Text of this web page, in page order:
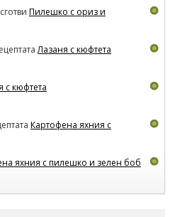
Пилешко с ориз и
Лазаня с кюфтета
с кюфтета
Картофена яхния с
яхния с пилешко и зелен боб